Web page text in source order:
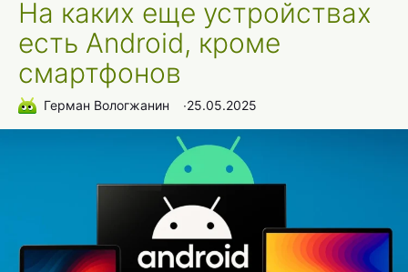
На каких еще устройствах
есть Android, кроме
смартфонов
Герман Вологжанин ∙25.05.2025